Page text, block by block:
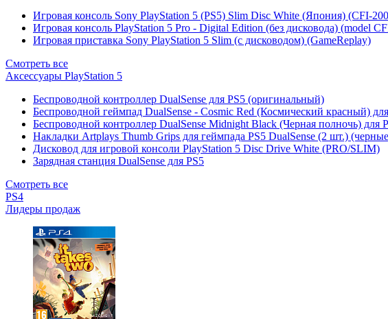
Игровая консоль Sony PlayStation 5 (PS5) Slim Disc White (Япония) (CFI-
Игровая консоль PlayStation 5 Pro - Digital Edition (без дисковода) (model
Игровая приставка Sony PlayStation 5 Slim (с дисководом) (GameReplay)
Смотреть все
Аксессуары PlayStation 5
Беспроводной контроллер DualSense для PS5 (оригинальный)
Беспроводной геймпад DualSense - Cosmic Red (Космический красный)
Беспроводной контроллер DualSense Midnight Black (Черная полночь) для
Накладки Artplays Thumb Grips для геймпада PS5 DualSense (2 шт.)
Дисковод для игровой консоли PlayStation 5 Disc Drive White (PRO/SLIM)
Зарядная станция DualSense для PS5
Смотреть все
PS4
Лидеры продаж